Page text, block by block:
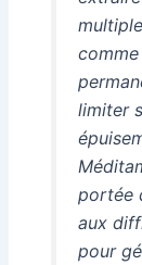
limiter
portée
aux
pour